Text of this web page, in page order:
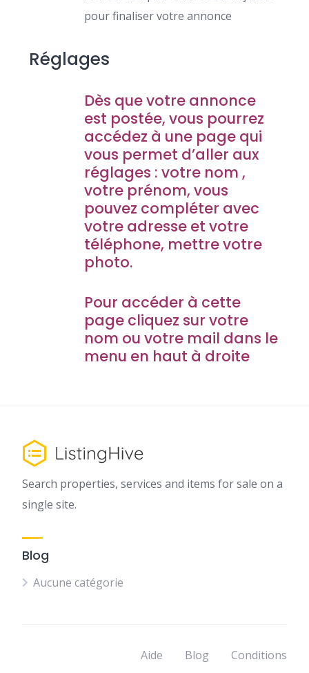
pour finaliser votre annonce
Réglages
Dès que votre annonce
est postée, vous pourrez
accédez à une page qui
vous permet d’aller aux
réglages : votre nom ,
votre prénom, vous
pouvez compléter avec
votre adresse et votre
téléphone, mettre votre
photo.
Pour accéder à cette
page cliquez sur votre
nom ou votre mail dans le
menu en haut à droite
Search properties, services and items for sale on a
single site.
Blog
Aucune catégorie
Aide Blog
Conditions